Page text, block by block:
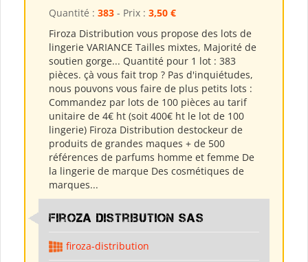
Quantité : 383 - Prix : 3,50 €
Firoza Distribution vous propose des lots de
lingerie VARIANCE Tailles mixtes, Majorité de
soutien gorge... Quantité pour 1 lot : 383
pièces. çà vous fait trop ? Pas d'inquiétudes,
nous pouvons vous faire de plus petits lots :
Commandez par lots de 100 pièces au tarif
unitaire de 4€ ht (soit 400€ ht le lot de 100
lingerie) Firoza Distribution destockeur de
produits de grandes maques + de 500
références de parfums homme et femme De
la lingerie de marque Des cosmétiques de
marques...
Firoza Distribution SAS
firoza-distribution